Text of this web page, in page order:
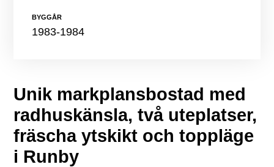
BYGGÅR
1983-1984
Unik markplansbostad med
radhuskänsla, två uteplatser,
fräscha ytskikt och toppläge
i Runby